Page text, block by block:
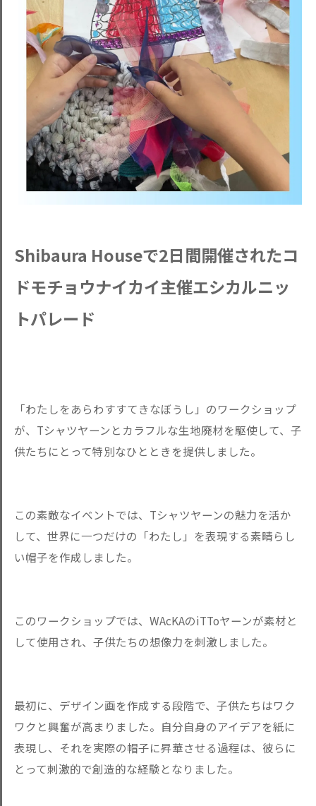
Shibaura Houseで2日間開催されたコ
ドモチョウナイカイ主催エシカルニッ
トパレード
「わたしをあらわすすてきなぼうし」のワークショップ
が、Tシャツヤーンとカラフルな生地廃材を駆使して、子
供たちにとって特別なひとときを提供しました。
この素敵なイベントでは、Tシャツヤーンの魅力を活か
して、世界に一つだけの「わたし」を表現する素晴らし
い帽子を作成しました。
このワークショップでは、WAcKAのiTToヤーンが素材と
して使用され、子供たちの想像力を刺激しました。
最初に、デザイン画を作成する段階で、子供たちはワク
ワクと興奮が高まりました。自分自身のアイデアを紙に
表現し、それを実際の帽子に昇華させる過程は、彼らに
とって刺激的で創造的な経験となりました。